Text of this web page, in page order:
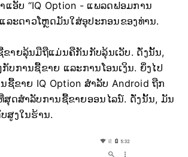
ແອັບ “IQ Option - ແພລດຟອມການ
ລະດາວໂຫຼດມັນໃສ່ອຸປະກອນຂອງທ່ານ.
າຍລຸ້ນມືຖືແມ່ນຄືກັນກັບລຸ້ນເວັບ. ດັ່ງນັ້ນ,
ບການຊື້ຂາຍ ແລະການໂອນເງິນ. ຍິ່ງໄປ
ຊື້ຂາຍ IQ Option ສຳລັບ Android ຖືກ
ສຸດສຳລັບການຊື້ຂາຍອອນໄລນ໌. ດັ່ງນັ້ນ, ມັນ
ສູງໃນຮ້ານ.